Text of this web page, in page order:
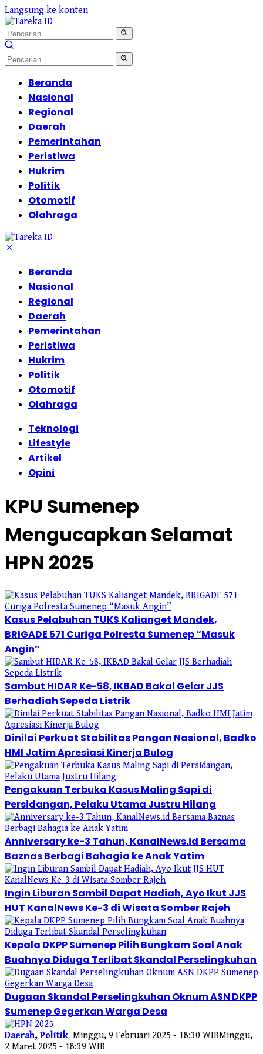
Langsung ke konten
Beranda
Nasional
Regional
Daerah
Pemerintahan
Peristiwa
Hukrim
Politik
Otomotif
Olahraga
Beranda
Nasional
Regional
Daerah
Pemerintahan
Peristiwa
Hukrim
Politik
Otomotif
Olahraga
Teknologi
Lifestyle
Artikel
Opini
KPU Sumenep
Mengucapkan Selamat
HPN 2025
Kasus Pelabuhan TUKS Kalianget Mandek,
BRIGADE 571 Curiga Polresta Sumenep “Masuk
Angin”
Sambut HIDAR Ke-58, IKBAD Bakal Gelar JJS
Berhadiah Sepeda Listrik
Dinilai Perkuat Stabilitas Pangan Nasional, Badko
HMI Jatim Apresiasi Kinerja Bulog
Pengakuan Terbuka Kasus Maling Sapi di
Persidangan, Pelaku Utama Justru Hilang
Anniversary ke-3 Tahun, KanalNews.id Bersama
Baznas Berbagi Bahagia ke Anak Yatim
Ingin Liburan Sambil Dapat Hadiah, Ayo Ikut JJS
HUT KanalNews Ke-3 di Wisata Somber Rajeh
Kepala DKPP Sumenep Pilih Bungkam Soal Anak
Buahnya Diduga Terlibat Skandal Perselingkuhan
Dugaan Skandal Perselingkuhan Oknum ASN DKPP
Sumenep Gegerkan Warga Desa
Daerah, Politik Minggu, 9 Februari 2025 - 18:30 WIBMinggu,
2 Maret 2025 - 18:39 WIB